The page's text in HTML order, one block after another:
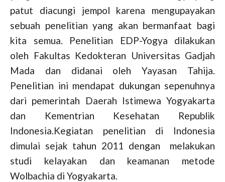
patut diacungi jempol karena mengupayakan
sebuah penelitian yang akan bermanfaat bagi
kita semua. Penelitian EDP-Yogya dilakukan
oleh Fakultas Kedokteran Universitas Gadjah
Mada dan didanai oleh Yayasan Tahija.
Penelitian ini mendapat dukungan sepenuhnya
dari pemerintah Daerah Istimewa Yogyakarta
dan Kementrian Kesehatan Republik
Indonesia.Kegiatan penelitian di Indonesia
dimulai sejak tahun 2011 dengan melakukan
studi kelayakan dan keamanan metode
Wolbachia di Yogyakarta.